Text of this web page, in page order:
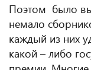
Поэтом было
немало
каждый из них
какой – либо